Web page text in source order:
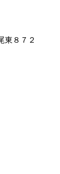
東８７２